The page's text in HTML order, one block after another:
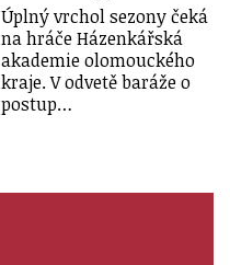
Úplný vrchol sezony čeká
na hráče Házenkářská
akademie olomouckého
kraje. V odvetě baráže o
postup…